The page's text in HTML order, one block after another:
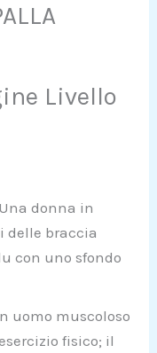
Livello
donna in
delle braccia
con uno sfondo
uomo muscoloso
fisico; il